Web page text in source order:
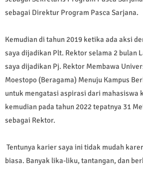
sebagai Direktur Program Pasca Sarjana.
Kemudian di tahun 2019 ketika ada aksi
saya dijadikan Plt. Rektor selama 2 bulan
saya dijadikan Pj. Rektor Membawa
Moestopo (Beragama) Menuju Kampus
untuk mengatasi aspirasi dari mahasiswa
kemudian pada tahun 2022 tepatnya 31
sebagai Rektor.
Tentunya karier saya ini tidak mudah
biasa. Banyak lika-liku, tantangan, dan